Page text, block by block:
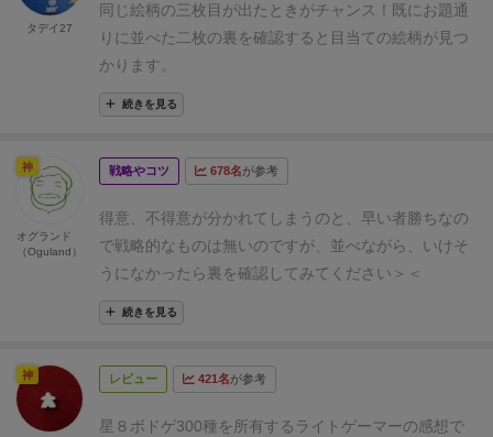
数。※お手つきは、カードが獲得できずさらに－1点
となる。
同じ絵柄の三枚目が出たときがチャンス！ 既にお題通
りに並べた二枚の裏を確認すると目当ての絵柄が見つ
かります。
続きを見る
タデイ27
戦略やコツ 678名が参考
得意、不得意が分かれてしまうのと、早い者勝ちなの
で戦略的なものは無いのですが、並べながら、いけそ
うになかったら裏を確認してみてください＞＜
続きを見る
神
オグランド
（Oguland）
レビュー 421名が参考
星８ ボドゲ300種を所有するライトゲーマーの感想で
神